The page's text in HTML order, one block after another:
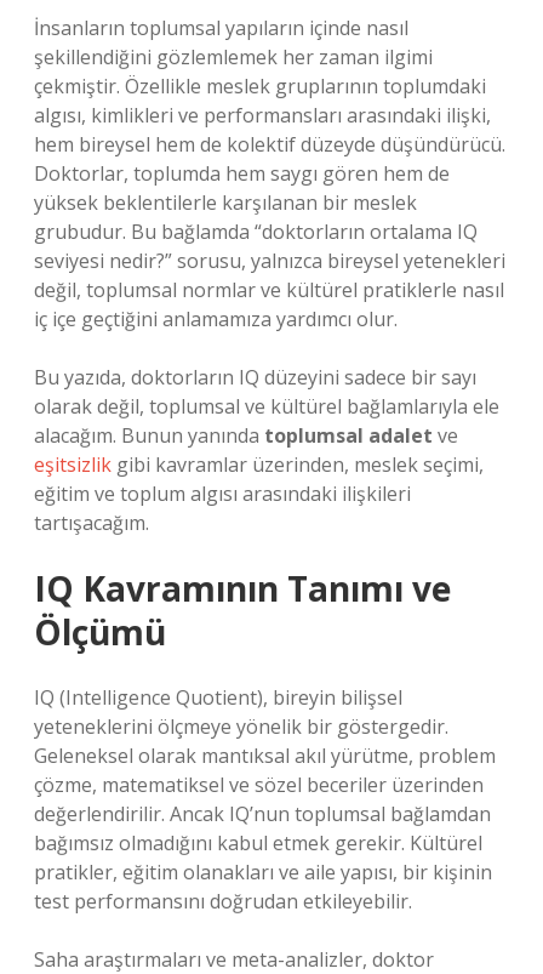
İnsanların toplumsal yapıların içinde nasıl
şekillendiğini gözlemlemek her zaman ilgimi
çekmiştir. Özellikle meslek gruplarının toplumdaki
algısı, kimlikleri ve performansları arasındaki ilişki,
hem bireysel hem de kolektif düzeyde düşündürücü.
Doktorlar, toplumda hem saygı gören hem de
yüksek beklentilerle karşılanan bir meslek
grubudur. Bu bağlamda “doktorların ortalama IQ
seviyesi nedir?” sorusu, yalnızca bireysel yetenekleri
değil, toplumsal normlar ve kültürel pratiklerle nasıl
iç içe geçtiğini anlamamıza yardımcı olur.
Bu yazıda, doktorların IQ düzeyini sadece bir sayı
olarak değil, toplumsal ve kültürel bağlamlarıyla ele
alacağım. Bunun yanında toplumsal adalet ve
eşitsizlik gibi kavramlar üzerinden, meslek seçimi,
eğitim ve toplum algısı arasındaki ilişkileri
tartışacağım.
IQ Kavramının Tanımı ve
Ölçümü
IQ (Intelligence Quotient), bireyin bilişsel
yeteneklerini ölçmeye yönelik bir göstergedir.
Geleneksel olarak mantıksal akıl yürütme, problem
çözme, matematiksel ve sözel beceriler üzerinden
değerlendirilir. Ancak IQ’nun toplumsal bağlamdan
bağımsız olmadığını kabul etmek gerekir. Kültürel
pratikler, eğitim olanakları ve aile yapısı, bir kişinin
test performansını doğrudan etkileyebilir.
Saha araştırmaları ve meta-analizler, doktor